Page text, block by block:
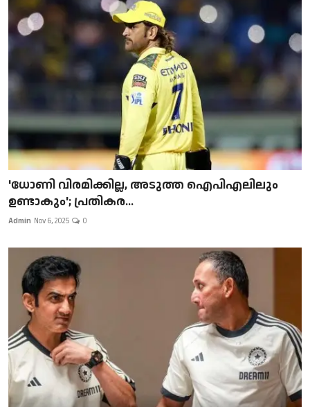
'ധോണി വിരമിക്കില്ല, അടുത്ത ഐപിഎലിലും
ഉണ്ടാകും'; പ്രതികര...
Admin Nov 6, 2025 0